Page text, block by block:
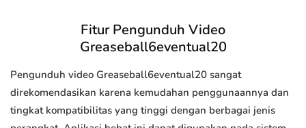
Fitur Pengunduh Video
Greaseball6eventual20
Pengunduh video Greaseball6eventual20 sangat
direkomendasikan karena kemudahan penggunaannya dan
tingkat kompatibilitas yang tinggi dengan berbagai jenis